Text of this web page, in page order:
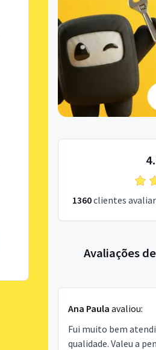
1360clientes
Avaliações
Ana Paula avaliou:
Fui muito bem
qualidade. Valeu a